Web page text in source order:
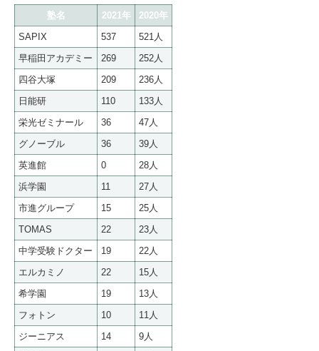
塾名 2021年
2020年
SAPIX
537
521人
早稲田アカデミー
269
252人
四谷大塚
209
236人
日能研
110
133人
栄光ゼミナール
36
47人
グノーブル
36
39人
英進館
0
28人
浜学園
11
27人
市進グループ
15
25人
TOMAS
22
23人
中学受験ドクター
19
22人
エルカミノ
22
15人
希学園
19
13人
フォトン
10
11人
ジーニアス
14
9人